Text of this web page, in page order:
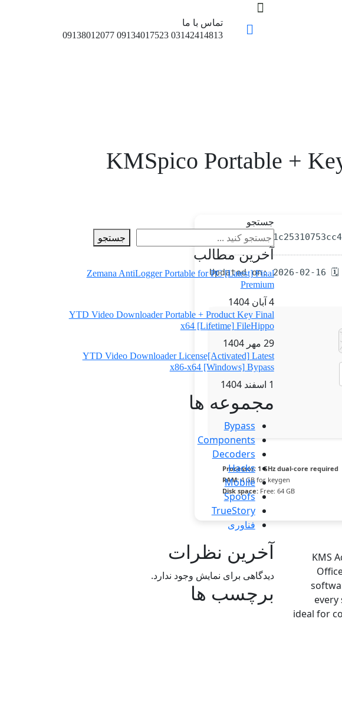
تماس با ما
03142414813 09134017523 09138012077
KMSpico Portable +
🗓 Updated on: 2026-02-16
Processor: 1 GHz dual-core required
RAM:4 GB for keygen
Disk space: Free: 64 GB
KMS
every
ideal for
جستجو
جستجو
آخرین مطالب
Zemana AntiLogger Portable for PC [Latest] Final
Premium
4 آبان 1404
YTD Video Downloader Portable + Product Key Final
x64 [Lifetime] FileHippo
29 مهر 1404
YTD Video Downloader License[Activated] Latest
x86-x64 [Windows] Bypass
1 اسفند 1404
مجموعه ها
Bypass
Components
Decoders
Hacks
Mobile
Spoofs
TrueStory
فناوری
آخرین نظرات
دیدگاهی برای نمایش وجود ندارد.
برچسب ها